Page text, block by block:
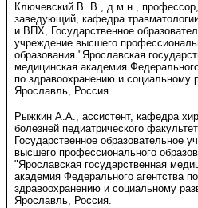
Ключевский В. В., д.м.н., профессор,
заведующий, кафедра
и ВПХ, Государственное
учреждение высшего
образования "Ярославская
медицинская академия
по здравоохранению и социальному
Ярославль, Россия.
Рыжкин А.А., ассистент, кафедра
болезней педиатрического
Государственное образовательное
высшего профессионального
"Ярославская государственная
академия Федерального агентства по
здравоохранению и социальному
Ярославль, Россия.